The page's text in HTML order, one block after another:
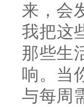
来，会
我把这
那些生
响。当
与每周